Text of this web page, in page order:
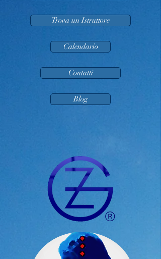
Trova un Istruttore
Calendario
Contatti
Blog